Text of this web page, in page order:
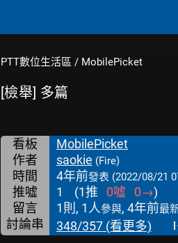
PTT數位生活區 / MobilePicket
[檢舉] 多篇
看板
MobilePicket
作者
saokie (Fire)
時間 4年前發表 (2022/08/21
推噓 1 (1推 0噓 0→)
留言
1則, 1人參與, 4年前最
討論串 348/357 (看更多)